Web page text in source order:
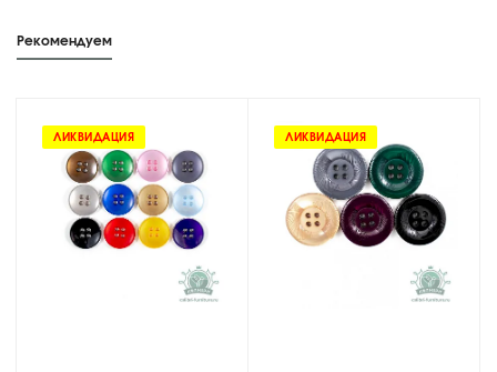
Рекомендуем
ЛИКВИДАЦИЯ ЛИКВИДАЦИЯ